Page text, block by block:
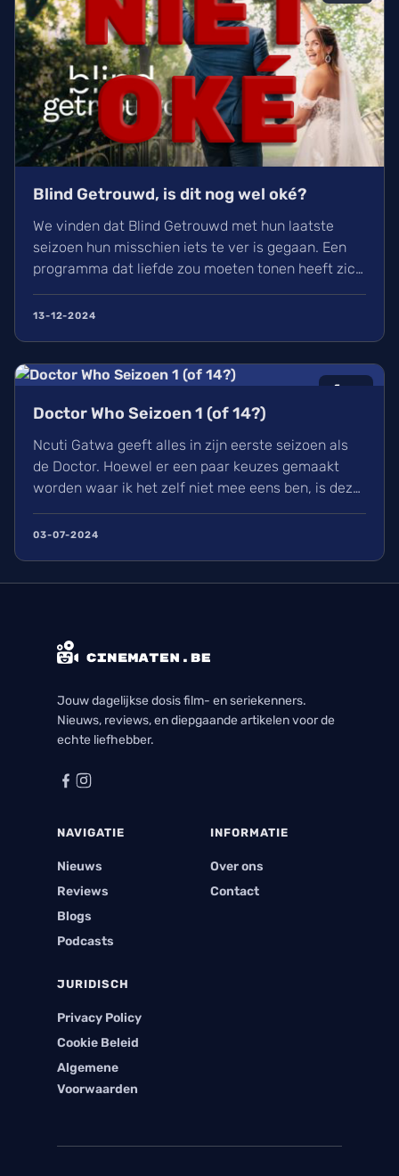
Blind Getrouwd, is dit nog wel oké?
We vinden dat Blind Getrouwd met hun laatste
seizoen hun misschien iets te ver is gegaan. Een
programma dat liefde zou moeten tonen heeft zich
meer gefocust om leed. Is dit de nieuwe soort van
uitlachtelevisie?
13-12-2024
6
Doctor Who Seizoen 1 (of 14?)
Ncuti Gatwa geeft alles in zijn eerste seizoen als
de Doctor. Hoewel er een paar keuzes gemaakt
worden waar ik het zelf niet mee eens ben, is deze
regeneratie van Doctor Who wel een aangename
watch met genoeg in waardoor ik elke aflevering
03-07-2024
Jouw dagelijkse dosis film- en seriekenners.
Nieuws, reviews, en diepgaande artikelen voor de
echte liefhebber.
NAVIGATIE
Nieuws
Reviews
Blogs
Podcasts
INFORMATIE
Over ons
Contact
JURIDISCH
Privacy Policy
Cookie Beleid
Algemene
Voorwaarden